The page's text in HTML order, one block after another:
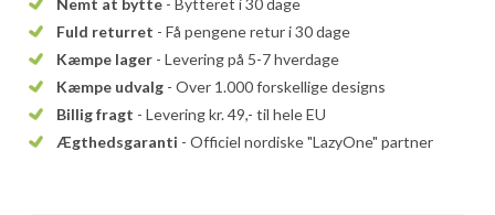
Nemt at bytte - Bytteret i 30 dage
Fuld returret - Få pengene retur i 30 dage
Kæmpe lager - Levering på 5-7 hverdage
Kæmpe udvalg - Over 1.000 forskellige designs
Billig fragt - Levering kr. 49,- til hele EU
Ægthedsgaranti - Officiel nordiske "LazyOne" partner